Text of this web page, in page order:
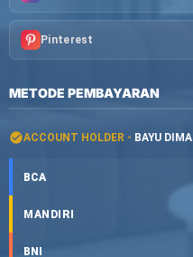
Pinterest
METODE PEMBAYARAN
ACCOUNT HOLDER - BAYU DIMA
BCA
MANDIRI
BNI